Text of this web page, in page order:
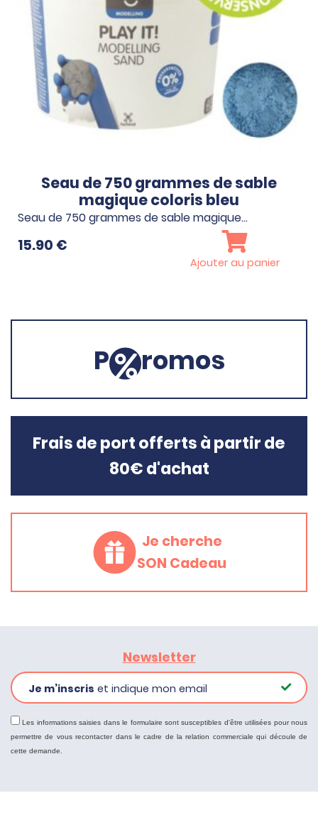
Seau de 750 grammes de sable
magique coloris bleu
Seau de 750 grammes de sable magique…
15.90 €
Ajouter au panier
P romos
Frais de port offerts à partir de
80€ d'achat
Je cherche
SON Cadeau
Newsletter
Je m’inscris et indique mon email
Les informations saisies dans le formulaire sont susceptibles d'être utilisées pour nous
permettre de vous recontacter dans le cadre de la relation commerciale qui découle de
cette demande.